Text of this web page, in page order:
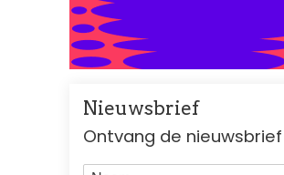
Nieuwsbrief
Ontvang de nieuwsbrief